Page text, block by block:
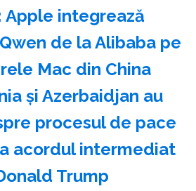
Apple integrează
de la Alibaba pe
Mac din China
şi Azerbaidjan au
procesul de pace
acordul intermediat
Trump